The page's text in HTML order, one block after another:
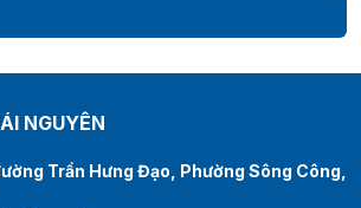
NGUYÊN
Trần Hưng Đạo, Phường Sông Công,